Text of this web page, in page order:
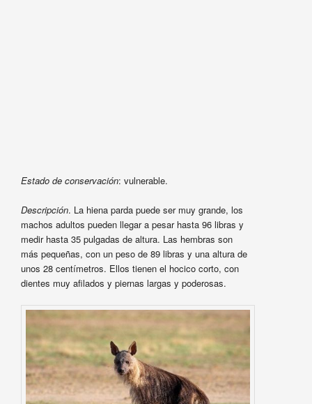
Estado de conservación: vulnerable.
Descripción. La hiena parda puede ser muy grande, los
machos adultos pueden llegar a pesar hasta 96 libras y
medir hasta 35 pulgadas de altura. Las hembras son
más pequeñas, con un peso de 89 libras y una altura de
unos 28 centímetros. Ellos tienen el hocico corto, con
dientes muy afilados y piernas largas y poderosas.